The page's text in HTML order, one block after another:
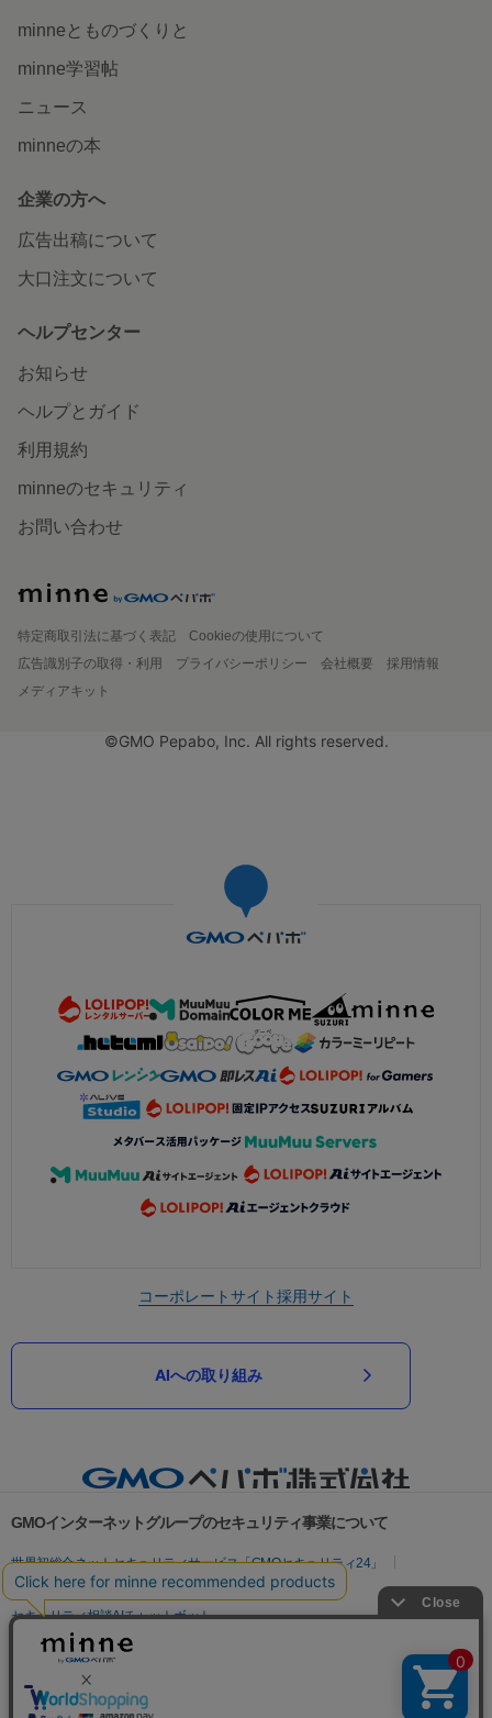
minneとものづくりと
minne学習帖
ニュース
minneの本
企業の方へ
広告出稿について
大口注文について
ヘルプセンター
お知らせ
ヘルプとガイド
利用規約
minneのセキュリティ
お問い合わせ
特定商取引法に基づく表記
Cookieの使用について
広告識別子の取得・利用
プライバシーポリシー 会社概要
採用情報
メディアキット
©GMO Pepabo, Inc. All rights reserved.
コーポレートサイト採用サイト
AIへの取り組み
GMOインターネットグループのセキュリティ事業について
世界初総合ネットセキュリティサービス「GMOセキュリティ24」
パスワード漏洩診断
Webサイトリスク診断
セキュリティ相談AIチャットボット
実在証明・盗聴対策
サイバー攻撃対策（GMO Flatt Security）